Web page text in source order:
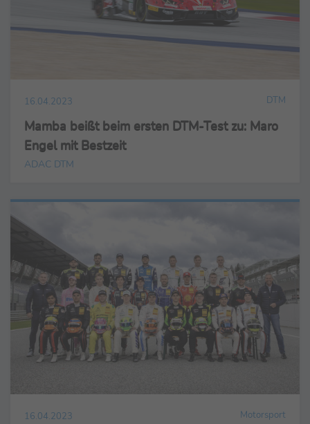
16.04.2023 DTM
Mamba beißt beim ersten DTM-Test zu: Maro
Engel mit Bestzeit
ADAC DTM
16.04.2023 Motorsport